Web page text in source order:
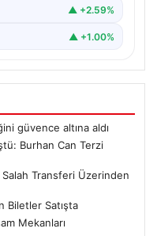
▲ +2.59%
▲ +1.00%
güvence altına aldı
Burhan Can Terzi
Salah Transferi Üzerinden
Biletler Satışta
Mekanları